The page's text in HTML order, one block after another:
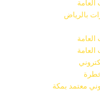
بالرياض
معتمد بمكة